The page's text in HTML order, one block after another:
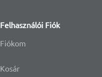
Felhasználói Fiók
Fiókom
Kosár